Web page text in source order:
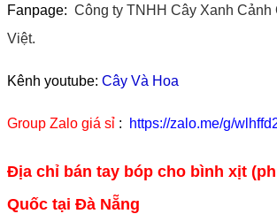
Fanpage: Công ty TNHH Cây Xanh Cảnh
Việt.
Kênh youtube: Cây Và Hoa
Group Zalo giá sỉ : https://zalo.me/g/
Địa chỉ bán tay bóp cho bình xịt
Quốc tại Đà Nẵng